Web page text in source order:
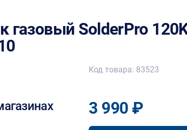
газовый SolderPro
Код товара: 83523
3 990 ₽